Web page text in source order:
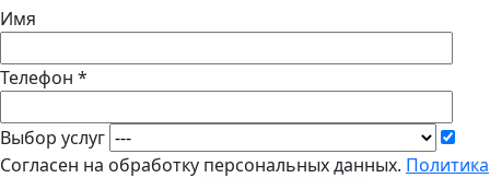
Имя
Телефон *
Выбор услуг
Согласен на обработку персональных данных. Политика